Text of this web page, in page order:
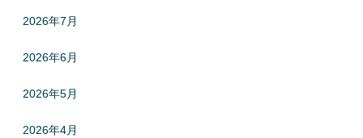
2026年7月
2026年6月
2026年5月
2026年4月